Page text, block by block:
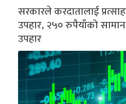
सरकारले करदातालाई
उपहार, २५० रुपैयाँको
उपहार